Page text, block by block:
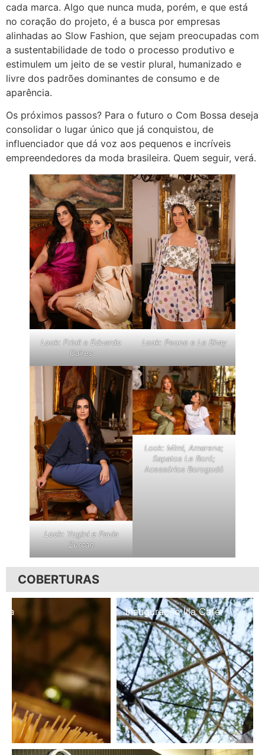
cada marca. Algo que nunca muda, porém, e que está
no coração do projeto, é a busca por empresas
alinhadas ao Slow Fashion, que sejam preocupadas com
a sustentabilidade de todo o processo produtivo e
estimulem um jeito de se vestir plural, humanizado e
livre dos padrões dominantes de consumo e de
aparência.
Os próximos passos? Para o futuro o Com Bossa deseja
consolidar o lugar único que já conquistou, de
influenciador que dá voz aos pequenos e incríveis
empreendedores da moda brasileira. Quem seguir, verá.
Look: Frioli e Eduardo
Caires
Look: Peone e Le Shay
Look: Yogini e Paula
Zurcan
Look: Mimi, Amarena;
Sapatos Le Boró;
Acessórios Borogodó
COBERTURAS
Inauguração Illa Café